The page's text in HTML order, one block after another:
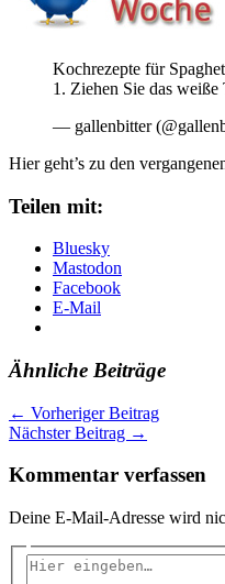
Kochrezepte für
1. Ziehen Sie das weiße
— gallenbitter
Hier geht’s zu den
Teilen mit:
Bluesky
Mastodon
Facebook
E-Mail
Ähnliche Beiträge
← Vorheriger Beitrag
Nächster Beitrag →
Kommentar verfassen
Deine E-Mail-Adresse wird
Hier